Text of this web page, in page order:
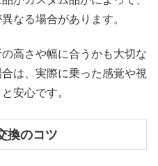
なる場合があります。
高さや幅に合うかも大切な
は、実際に乗った感覚や視
安心です。
換のコツ